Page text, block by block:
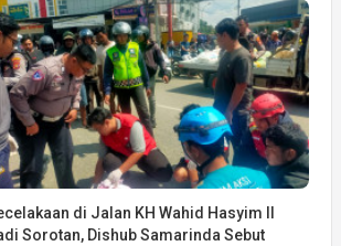
di Jalan KH Wahid Hasyim II
Sorotan, Dishub Samarinda Sebut